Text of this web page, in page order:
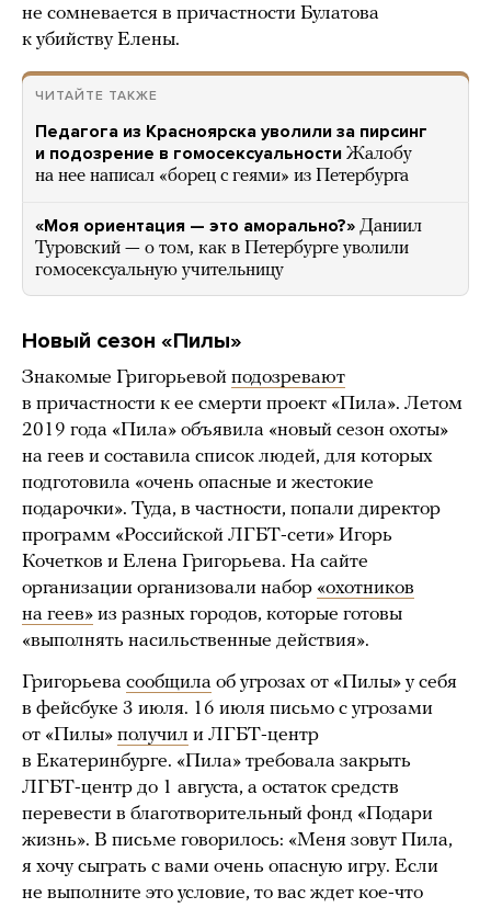
не сомневается в причастности Булатова
к убийству Елены.
ЧИТАЙТЕ ТАКЖЕ
Педагога из Красноярска уволили за пирсинг
и подозрение в гомосексуальности Жалобу
на нее написал «борец с геями» из Петербурга
«Моя ориентация — это аморально?» Даниил
Туровский — о том, как в Петербурге уволили
гомосексуальную учительницу
Новый сезон «Пилы»
Знакомые Григорьевой подозревают
в причастности к ее смерти проект «Пила». Летом
2019 года «Пила» объявила «новый сезон охоты»
на геев и составила список людей, для которых
подготовила «очень опасные и жестокие
подарочки». Туда, в частности, попали директор
программ «Российской ЛГБТ-сети» Игорь
Кочетков и Елена Григорьева. На сайте
организации организовали набор «охотников
на геев» из разных городов, которые готовы
«выполнять насильственные действия».
Григорьева сообщила об угрозах от «Пилы» у себя
в фейсбуке 3 июля. 16 июля письмо с угрозами
от «Пилы» получил и ЛГБТ-центр
в Екатеринбурге. «Пила» требовала закрыть
ЛГБТ-центр до 1 августа, а остаток средств
перевести в благотворительный фонд «Подари
жизнь». В письме говорилось: «Меня зовут Пила,
я хочу сыграть с вами очень опасную игру. Если
не выполните это условие, то вас ждет кое-что